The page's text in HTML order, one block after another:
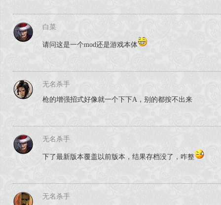
白菜
请问这是一个mod还是游戏本体
无名杀手
枪的增强招式好像就一个下下A，别的都按不出来
无名杀手
下了最新版本覆盖以前版本，结果存档没了，咋整
无名杀手